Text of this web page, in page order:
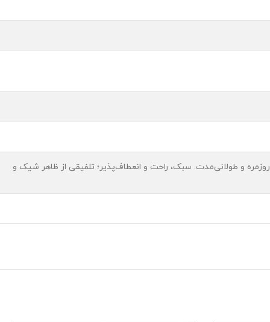
و طولانی‌مدت. سبک، راحت و انعطاف‌پذیر؛ تلفیقی از ظاهر شیک و